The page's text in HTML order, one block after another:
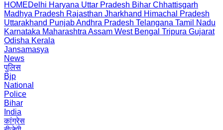
HOMEDelhi Haryana Uttar Pradesh Bihar Chhattisgarh
Madhya Pradesh Rajasthan Jharkhand Himachal Pradesh
Uttarakhand PunjabAndhra Pradesh Telangana Tamil Nadu
Karnataka Maharashtra Assam West Bengal Tripura Gujarat
Odisha Kerala
Jansamasya
News
पुलिस
Bjp
National
Police
Bihar
India
कांग्रेस